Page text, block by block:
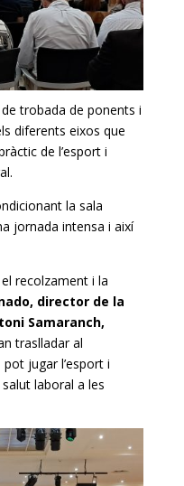
trobada de ponents i
diferents eixos que
de l’esport i
la sala
jornada intensa i així
recolzament i la
director de la
Samaranch,
traslladar al
jugar l’esport i
laboral a les